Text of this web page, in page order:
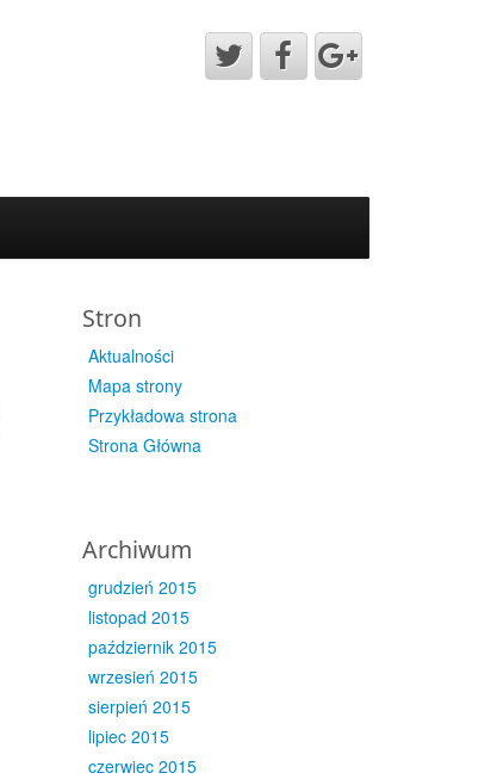
Stron
Aktualności
Mapa strony
Przykładowa strona
Strona Główna
Archiwum
grudzień 2015
listopad 2015
październik 2015
wrzesień 2015
sierpień 2015
lipiec 2015
czerwiec 2015